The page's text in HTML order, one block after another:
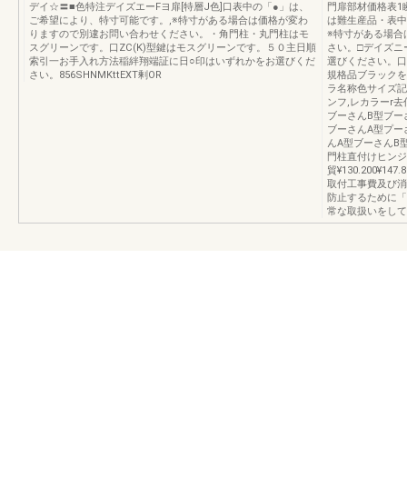
デイ☆〓■色特注デイズエーFヨ扉[特層J色]口表中の「●」は、
ご希望により、特寸可能です。,※特寸がある場合は価格が変わ
りますので別逮お問い合わせください。・角門柱・丸門柱はモ
スグリーンです。口ZC(K)型鍵はモスグリーンです。５０主日順
索引一お手入れ方法稲絆翔端証に日○印はいずれかをお選びくだ
さい。856SHNMKttEXT剰OR
門扉部材価格表1
は難生産品・表
※特寸がある場合
さい。□デイズ
選びください。
規格品ブラック
ラ名称色サイズ
ンフ,レカラーr
ブーさんB型ブ
ブーさんA型プ
んA型ブーさんB
門柱直付けヒン
貿
取付工事費及び
防止するために
常な取扱いをし